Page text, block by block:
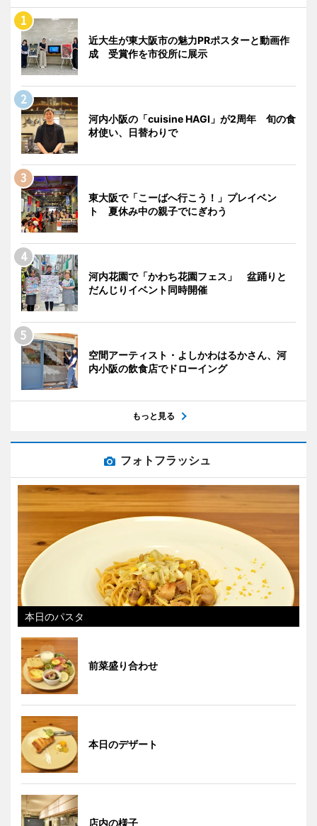
近大生が東大阪市の魅力PRポスターと動画作
成 受賞作を市役所に展示
河内小阪の「cuisine HAGI」が2周年 旬の食
材使い、日替わりで
東大阪で「こーばへ行こう！」プレイベン
ト 夏休み中の親子でにぎわう
河内花園で「かわち花園フェス」 盆踊りと
だんじりイベント同時開催
空間アーティスト・よしかわはるかさん、河
内小阪の飲食店でドローイング
もっと見る
フォトフラッシュ
本日のパスタ
前菜盛り合わせ
本日のデザート
店内の様子